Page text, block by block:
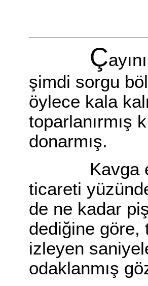
Ç
şimdi sorgu
öylece kala
toparlanırmış
donarmış.
Kavga edip
ticareti
de ne kadar
dediğine göre,
izleyen
odaklanmış